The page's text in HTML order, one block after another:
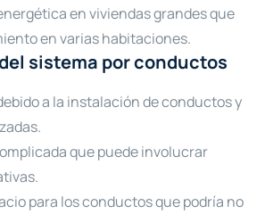
en viviendas grandes que
en varias habitaciones.
sistema por conductos
a la instalación de conductos y
que puede involucrar
para los conductos que podría no